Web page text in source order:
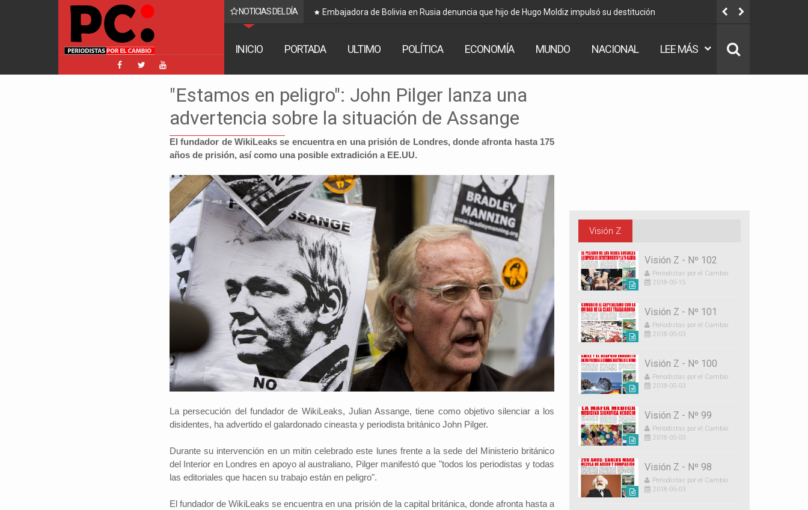
NOTICIAS DEL DÍA
plena nunca llegó una carta de renuncia de Hassenteufel Embajadora de Bolivia en Rusia denuncia que hijo de Hugo Moldiz impulsó su destitución
INICIO PORTADA ULTIMO POLÍTICA ECONOMÍA MUNDO NACIONAL LEE MÁS
"Estamos en peligro": John Pilger lanza una
advertencia sobre la situación de Assange
El fundador de WikiLeaks se encuentra en una prisión de Londres, donde afronta hasta 175
años de prisión, así como una posible extradición a EE.UU.
La persecución del fundador de WikiLeaks, Julian Assange, tiene como objetivo silenciar a los
disidentes, ha advertido el galardonado cineasta y periodista británico John Pilger.
Durante su intervención en un mitin celebrado este lunes frente a la sede del Ministerio británico
del Interior en Londres en apoyo al australiano, Pilger manifestó que "todos los periodistas y todas
las editoriales que hacen su trabajo están en peligro".
El fundador de WikiLeaks se encuentra en una prisión de la capital británica, donde afronta hasta a
Visión Z
Visión Z - Nº 102
Periodistas por el Cambio
2018-05-15
Visión Z - Nº 101
Periodistas por el Cambio
2018-05-03
Visión Z - Nº 100
Periodistas por el Cambio
2018-05-03
Visión Z - Nº 99
Periodistas por el Cambio
2018-05-03
Visión Z - Nº 98
Periodistas por el Cambio
2018-05-03